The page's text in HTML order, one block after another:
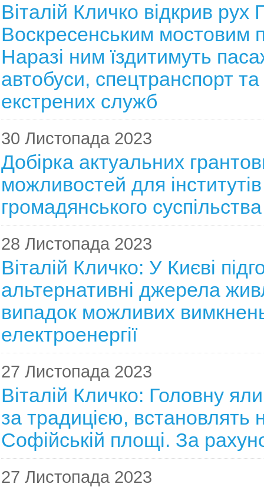
Віталій Кличко відкрив рух
Воскресенським мостовим
Наразі ним їздитимуть
автобуси, спецтранспорт та
екстрених служб
30 Листопада 2023
Добірка актуальних
можливостей для інститутів
громадянського
28 Листопада 2023
Віталій Кличко: У Києві
альтернативні джерела
випадок можливих
електроенергії
27 Листопада 2023
Віталій Кличко: Головну
за традицією, встановлять
Софійській площі. За
27 Листопада 2023